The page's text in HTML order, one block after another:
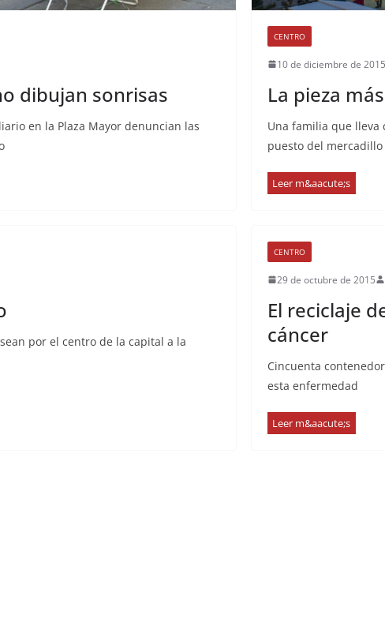
dibujan sonrisas
en la Plaza Mayor denuncian las
CENTRO
10 de diciembre de 2015
La pieza
Una familia que lleva
puesto del
por el centro de la capital a la
CENTRO
29 de octubre de 2015
El reciclaje
cáncer
Cincuenta
esta enfermedad